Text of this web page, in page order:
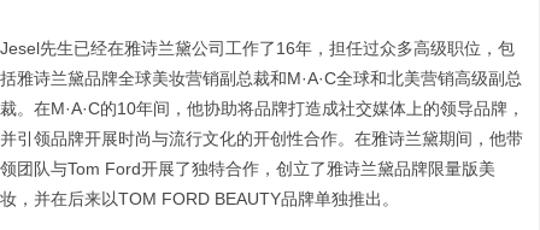
Jesel先生已经在雅诗兰黛公司工作了16年，担任过众多高级职位，包
括雅诗兰黛品牌全球美妆营销副总裁和M·A·C全球和北美营销高级副总
裁。在M·A·C的10年间，他协助将品牌打造成社交媒体上的领导品牌，
并引领品牌开展时尚与流行文化的开创性合作。在雅诗兰黛期间，他带
领团队与Tom Ford开展了独特合作，创立了雅诗兰黛品牌限量版美
妆，并在后来以TOM FORD BEAUTY品牌单独推出。